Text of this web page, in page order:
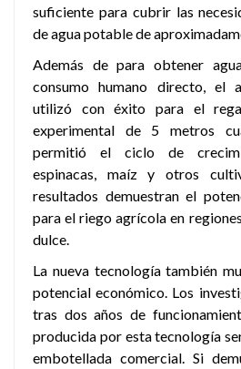
suficiente para cubrir las
de agua potable de
Además de para obtener
consumo humano directo, el
utilizó con éxito para el
experimental de 5 metros
permitió el ciclo de
espinacas, maíz y otros
resultados demuestran el
para el riego agrícola en
dulce.
La nueva tecnología también
potencial económico. Los
tras dos años de
producida por esta tecnología
embotellada comercial. Si